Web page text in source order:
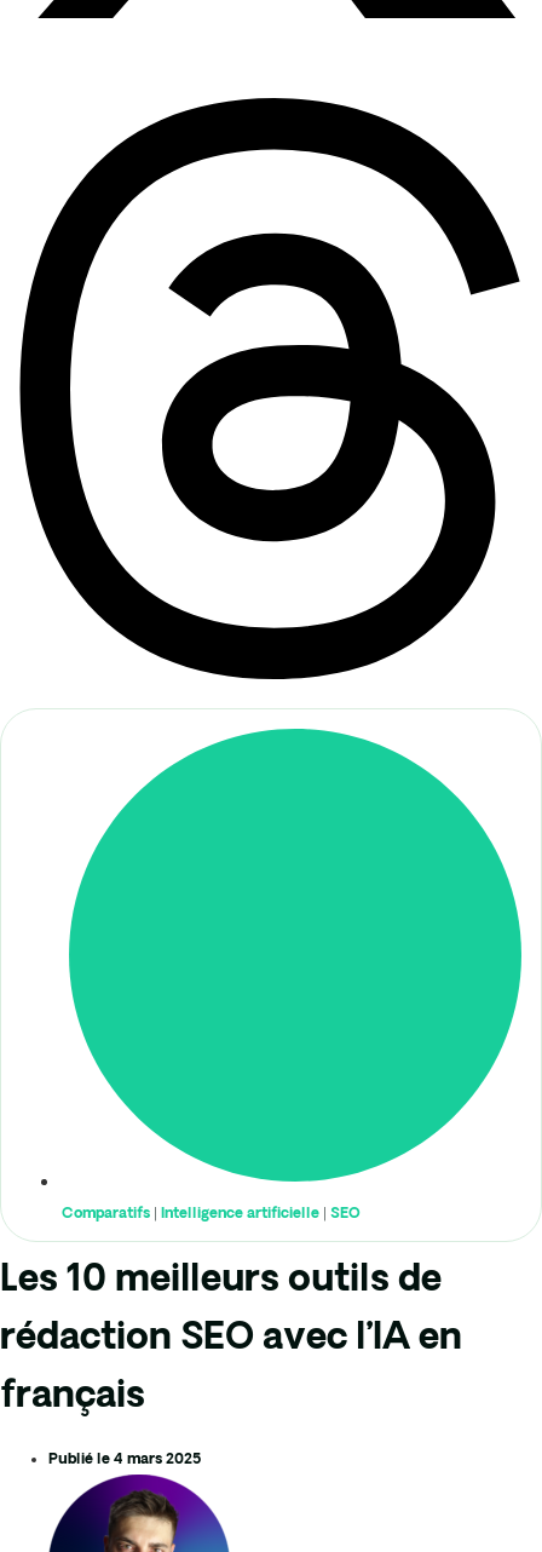
Comparatifs Intelligence artificielle SEO
Les 10 meilleurs outils de
rédaction SEO avec l’IA en
français
Publié le 4 mars 2025